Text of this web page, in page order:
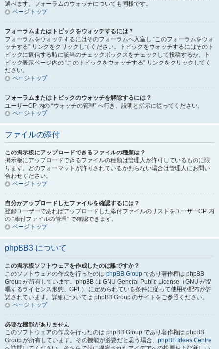
選べます。フォーラムのウォッチについても同様です。
ページトップ
フォーラムまたはトピックをウォッチするには？
フォーラムをウォッチするにはそのフォーラムへ入室し “このフォーラムをウォ
ッチする” リンクをクリックしてください。トピックをウォッチするにはそのト
ピックに返信する時に該当のチェックボックスをチェックして投稿するか、ト
ピック表示ページ内の “このトピックをウォッチする” リンクをクリックしてく
ださい。
ページトップ
フォーラムまたはトピックのウォッチを解除するには？
ユーザーCP 内の “ウォッチの管理” へ行き、説明と指示に従ってください。
ページトップ
ファイルの添付
この掲示板にアップロードできるファイルの種類は？
掲示板にアップロードできるファイルの種類は管理人が許可しているものに限
ります。どのフォーマットが許可されているか判らない場合は管理人にお問い
合わせください。
ページトップ
自分がアップロードしたファイルを確認するには？
登録ユーザーであればアップロードした添付ファイルのリストをユーザーCP 内
の “添付ファイルの管理” で確認できます。
ページトップ
phpBB3 について
この掲示板ソフトウェアを作成したのは誰ですか？
このソフトウェアの作成を行ったのは phpBB Group であり著作権は phpBB
Group が所有しています。phpBB は GNU General Public License（GNU が提
唱するライセンス形態、GPL） に定められている条件に従って使用や配布が許
諾されています。詳細については phpBB Group のサイトをご参照ください。
ページトップ
必要な機能がありません
このソフトウェアの作成を行ったのは phpBB Group であり著作権は phpBB
Group が所有しています。その機能が必要だと思う場合、 phpBB Ideas Centre